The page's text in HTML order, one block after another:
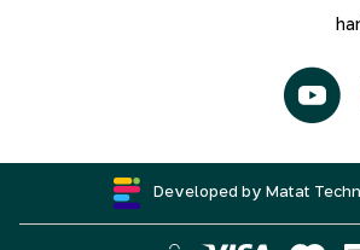
Developed by Matat